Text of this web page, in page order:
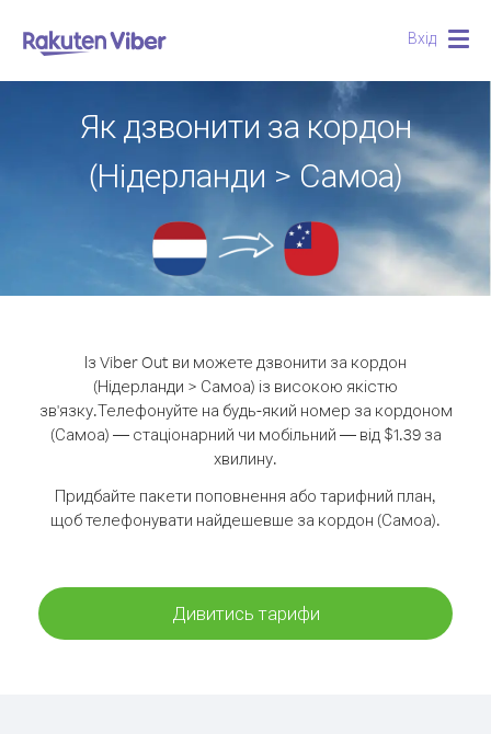
Вхід
Як дзвонити за кордон
(Нідерланди > Самоа)
Із Viber Out ви можете дзвонити за кордон
(Нідерланди > Самоа) із високою якістю
зв'язку.Телефонуйте на будь-який номер за кордоном
(Самоа) — стаціонарний чи мобільний — від $1.39 за
хвилину.
Придбайте пакети поповнення або тарифний план,
щоб телефонувати найдешевше за кордон (Самоа).
Дивитись тарифи